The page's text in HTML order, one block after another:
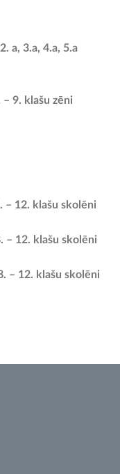
4.a, 5.a
klašu zēni
klašu skolēni
klašu skolēni
klašu skolēni